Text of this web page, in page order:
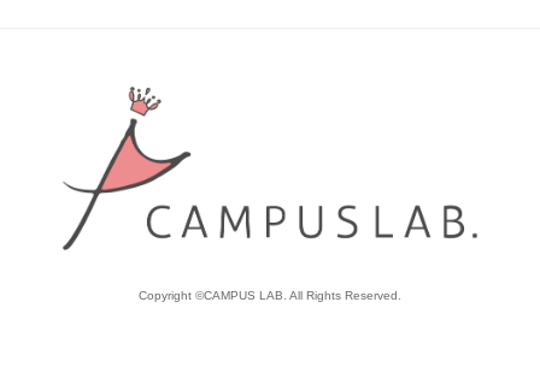
Copyright ©CAMPUS LAB. All Rights Reserved.